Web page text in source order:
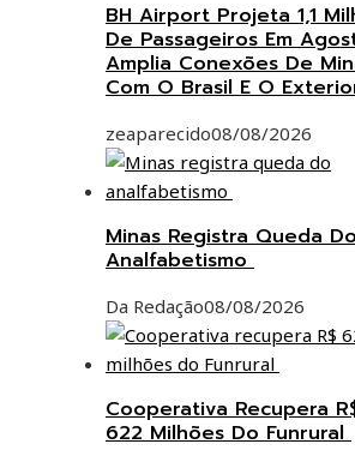
BH Airport Projeta 1,1
De Passageiros Em
Amplia Conexões De
Com O Brasil E O
zeaparecido08/08/2026
Minas Registra Queda
Analfabetismo
Da Redação08/08/2026
Cooperativa Recupera
622 Milhões Do Funrural